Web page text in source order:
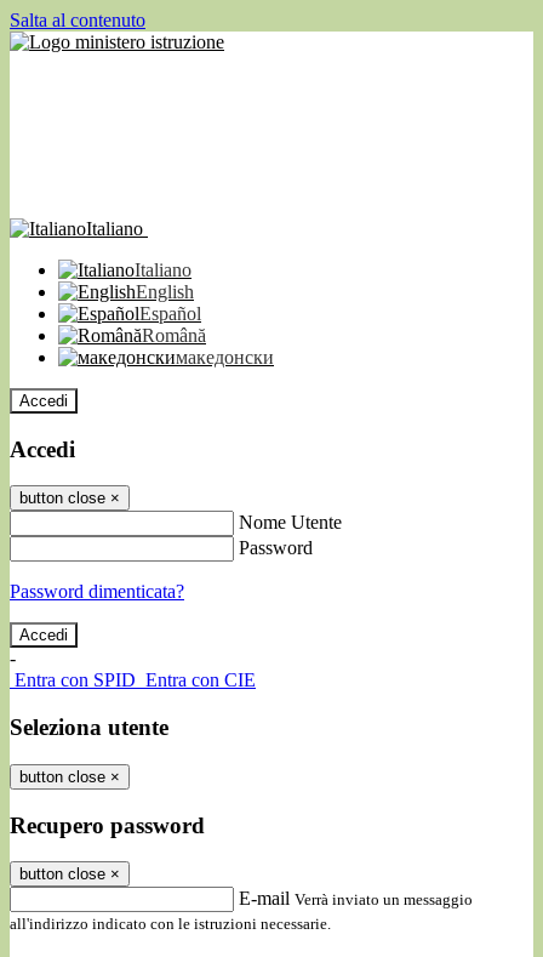
Salta al contenuto
Italiano
Italiano
English
Español
Română
македонски
Accedi
Accedi
button close ×
Nome Utente
Password
Password dimenticata?
-
Entra con SPID Entra con CIE
Seleziona utente
button close ×
Recupero password
button close ×
E-mail Verrà inviato un messaggio
all'indirizzo indicato con le istruzioni necessarie.